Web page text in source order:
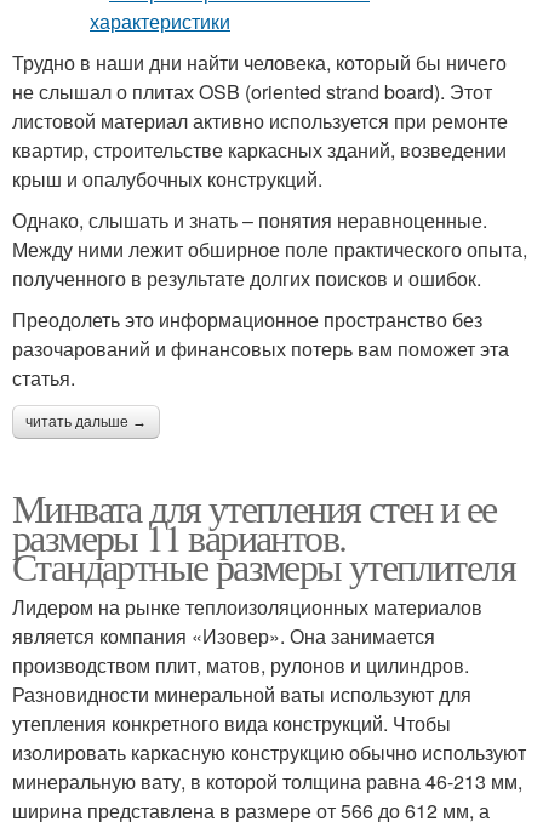
Трудно в наши дни найти человека, который бы ничего
не слышал о плитах OSB (oriented strand board). Этот
листовой материал активно используется при ремонте
квартир, строительстве каркасных зданий, возведении
крыш и опалубочных конструкций.
Однако, слышать и знать – понятия неравноценные.
Между ними лежит обширное поле практического опыта,
полученного в результате долгих поисков и ошибок.
Преодолеть это информационное пространство без
разочарований и финансовых потерь вам поможет эта
статья.
читать дальше →
Минвата для утепления стен и ее
размеры 11 вариантов.
Стандартные размеры утеплителя
Лидером на рынке теплоизоляционных материалов
является компания «Изовер». Она занимается
производством плит, матов, рулонов и цилиндров.
Разновидности минеральной ваты используют для
утепления конкретного вида конструкций. Чтобы
изолировать каркасную конструкцию обычно используют
минеральную вату, в которой толщина равна 46-213 мм,
ширина представлена в размере от 566 до 612 мм, а